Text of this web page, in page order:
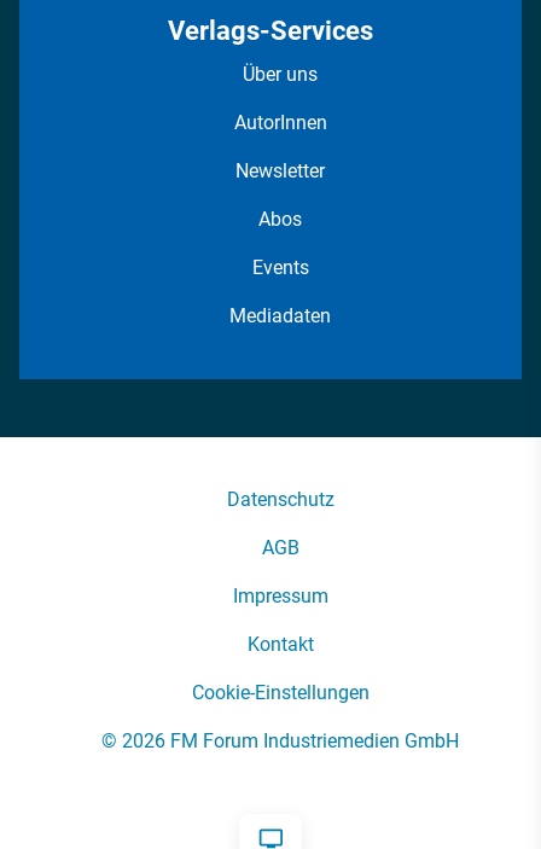
Verlags-Services
Über uns
AutorInnen
Newsletter
Abos
Events
Mediadaten
Datenschutz
AGB
Impressum
Kontakt
Cookie-Einstellungen
© 2026 FM Forum Industriemedien GmbH